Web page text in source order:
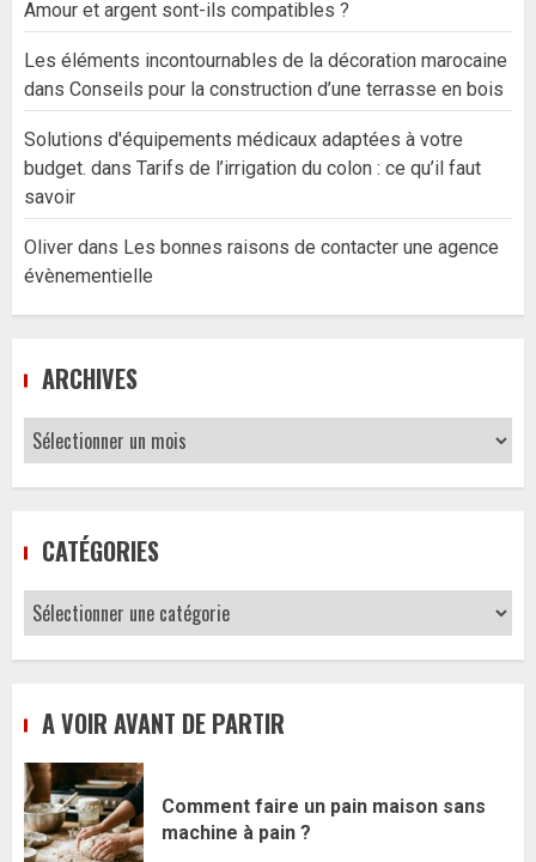
Amour et argent sont-ils compatibles ?
Les éléments incontournables de la décoration marocaine
dans Conseils pour la construction d’une terrasse en bois
Solutions d'équipements médicaux adaptées à votre
budget. dans Tarifs de l’irrigation du colon : ce qu’il faut
savoir
Oliver dans Les bonnes raisons de contacter une agence
évènementielle
ARCHIVES
Archives
CATÉGORIES
Catégories
A VOIR AVANT DE PARTIR
Comment faire un pain maison sans
machine à pain ?